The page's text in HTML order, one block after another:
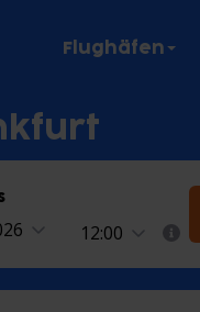
Flughäfen
12:00